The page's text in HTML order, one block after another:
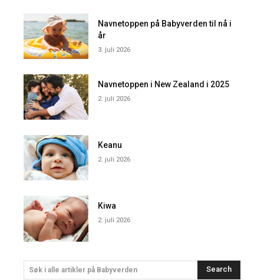
Navnetoppen på Babyverden til nå i
år
3. juli 2026
Navnetoppen i New Zealand i 2025
2. juli 2026
Keanu
2. juli 2026
Kiwa
2. juli 2026
Søk i alle artikler på Babyverden Search